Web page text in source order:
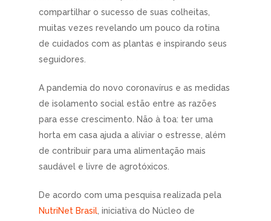
compartilhar o sucesso de suas colheitas,
muitas vezes revelando um pouco da rotina
de cuidados com as plantas e inspirando seus
seguidores.
A pandemia do novo coronavírus e as medidas
de isolamento social estão entre as razões
para esse crescimento. Não à toa: ter uma
horta em casa ajuda a aliviar o estresse, além
de contribuir para uma alimentação mais
saudável e livre de agrotóxicos.
De acordo com uma pesquisa realizada pela
NutriNet Brasil , iniciativa do Núcleo de